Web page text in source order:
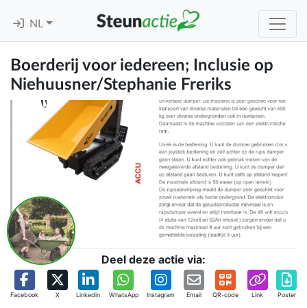
NL
Boerderij voor iedereen; Inclusie op
Niehuusner/Stephanie Freriks
Deel deze actie via:
Facebook X Linkedin WhatsApp Instagram Email QR-code Link Poster